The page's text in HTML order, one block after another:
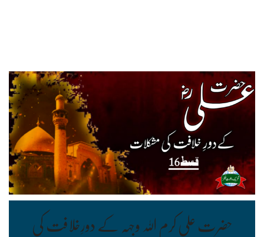
حضرت علی کرم اللہ وجہہ کے دورِخلافت کی